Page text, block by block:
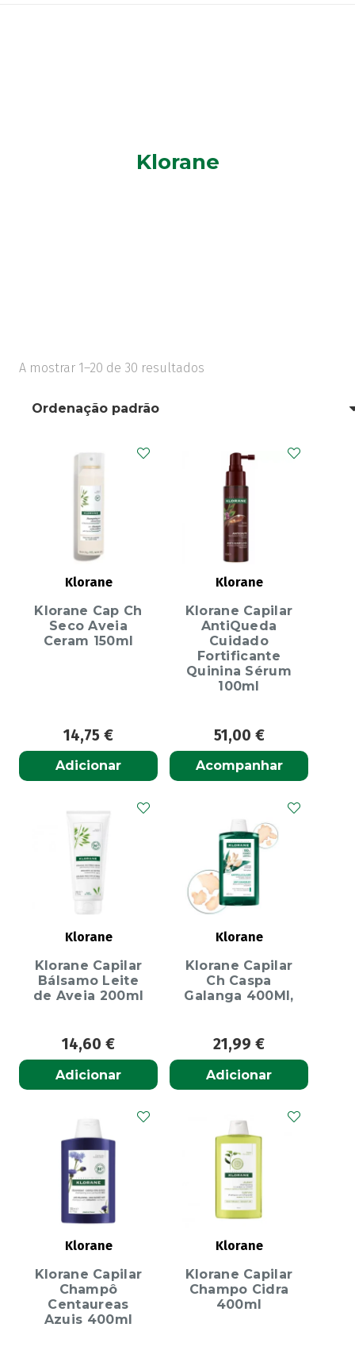
Klorane
A mostrar 1–20 de 30 resultados
Klorane
Klorane Cap Ch
Seco Aveia
Ceram 150ml
14,75 €
Adicionar
Klorane
Klorane Capilar
AntiQueda
Cuidado
Fortificante
Quinina Sérum
100ml
51,00 €
Acompanhar
Klorane
Klorane Capilar
Bálsamo Leite
de Aveia 200ml
14,60 €
Adicionar
Klorane
Klorane Capilar
Ch Caspa
Galanga 400Ml,
21,99 €
Adicionar
Klorane
Klorane Capilar
Champô
Centaureas
Azuis 400ml
Klorane
Klorane Capilar
Champo Cidra
400ml